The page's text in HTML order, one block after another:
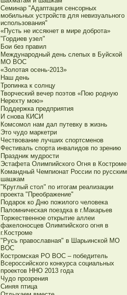
Семинар "Адаптация сенсорных
мобильных устройств для невизуального
использования"
«Пусть не иссякнет в мире доброта»
"Гордиев узел"
Бои без правил
Международный день слепых в Буйской
МО ВОС
«Золотая осень-2013»
Наш день
Тропинка к солнцу
Творческий вечер поэтов «Пою родную
Нерехту мою»
Поддержка предприятия
И снова КИСИ
Комсомол нам дал путевку в жизнь
Это чудо маркетри
Чествование лучших спортсменов
Фестиваль спорта инвалидов по зрению
Праздник мудрости
Эстафета Олимпийского Огня в Костроме
Командный Чемпионат России по русским
шашкам
"Круглый стол" по итогам реализации
проекта "Преображение"
Подарок ко Дню пожилого человека
Паломническая поездка в г.Макарьев
Торжественное открытие аллеи
факелоносцев Олимпийского огня в
г.Костроме
"Русь православная" в Шарьинской МО
ВОС
Костромская РО ВОС – победитель
Всероссийского конкурса социальных
проектов ННО 2013 года
Чудо прозрения
Синяя птица